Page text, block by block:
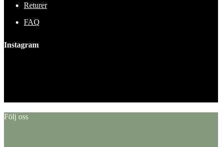
Returer
FAQ
Instagram
Följ oss